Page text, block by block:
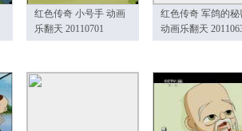
红色传奇 小号手 动画
乐翻天 20110701
红色传奇 军鸽的秘
动画乐翻天